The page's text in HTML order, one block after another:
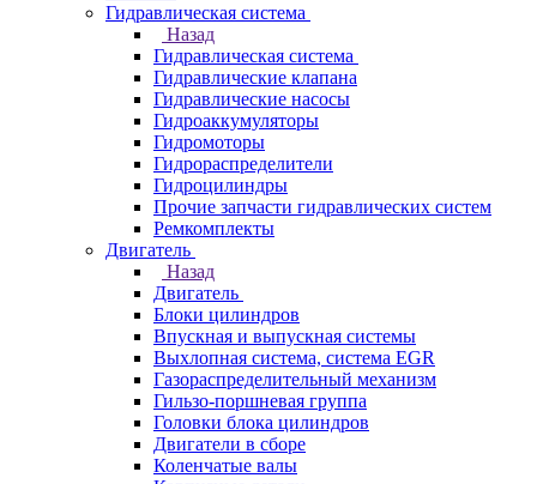
Гидравлическая система
Назад
Гидравлическая система
Гидравлические клапана
Гидравлические насосы
Гидроаккумуляторы
Гидромоторы
Гидрораспределители
Гидроцилиндры
Прочие запчасти гидравлических систем
Ремкомплекты
Двигатель
Назад
Двигатель
Блоки цилиндров
Впускная и выпускная системы
Выхлопная система, система EGR
Газораспределительный механизм
Гильзо-поршневая группа
Головки блока цилиндров
Двигатели в сборе
Коленчатые валы